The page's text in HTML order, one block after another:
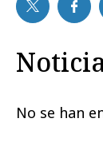
No se han